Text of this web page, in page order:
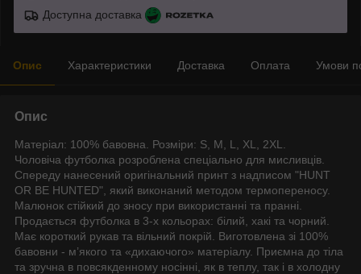
Доступна доставка
Опис Характеристики Доставка Оплата Умови
Опис
Матеріал: 100% бавовна. Розміри: S, M, L, XL, 2XL.
Чоловіча футболка розроблена спеціально для мисливців.
Спереду нанесений оригінальний принт з надписом "HUNT
OR BE HUNTED", який виконаний методом термопереносу.
Малюнок стійкий до зносу при використанні та пранні.
Продається футболка в 3-х кольорах: білий, хакі та чорний.
Має короткий рукав та вільний покрій. Виготовлена зі 100%
бавовни - м’якого та «дихаючого» матеріалу. Приємна до тіла
та зручна в повсякденному носінні, як в теплу, так і в холодну